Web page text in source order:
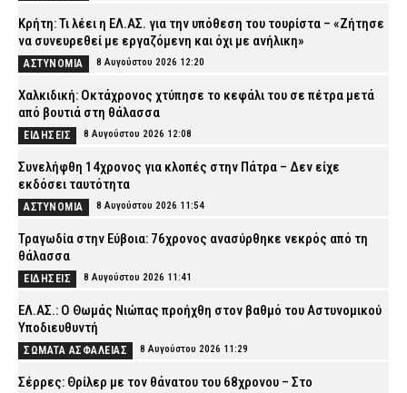
Κρήτη: Τι λέει η ΕΛ.ΑΣ. για την υπόθεση του τουρίστα – «Ζήτησε
να συνευρεθεί με εργαζόμενη και όχι με ανήλικη»
ΑΣΤΥΝΟΜΙΑ 8 Αυγούστου 2026 12:20
Χαλκιδική: Οκτάχρονος χτύπησε το κεφάλι του σε πέτρα μετά
από βουτιά στη θάλασσα
ΕΙΔΗΣΕΙΣ 8 Αυγούστου 2026 12:08
Συνελήφθη 14χρονος για κλοπές στην Πάτρα – Δεν είχε
εκδόσει ταυτότητα
ΑΣΤΥΝΟΜΙΑ 8 Αυγούστου 2026 11:54
Τραγωδία στην Εύβοια: 76χρονος ανασύρθηκε νεκρός από τη
θάλασσα
ΕΙΔΗΣΕΙΣ 8 Αυγούστου 2026 11:41
ΕΛ.ΑΣ.: Ο Θωμάς Νιώπας προήχθη στον βαθμό του Αστυνομικού
Υποδιευθυντή
ΣΩΜΑΤΑ ΑΣΦΑΛΕΙΑΣ 8 Αυγούστου 2026 11:29
Σέρρες: Θρίλερ με τον θάνατου του 68χρονου – Στο